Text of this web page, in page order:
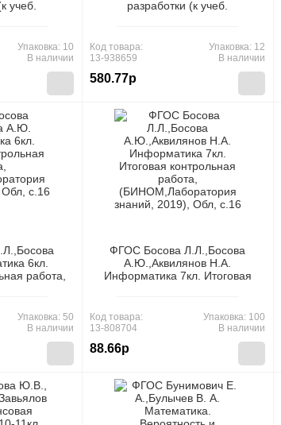
учеб.
Обл,
Упаковка: 10
В наличии
разработки (к учеб.
изд.,стереотип.),
(Просвещение, 2024), Обл,
Код товара:
13-938659
580.77р
Упаковка: 12
В наличии
6кл.
работа,
Упаковка: 50
В наличии
ФГОС Босова Л.Л.,Босова
А.Ю.,Аквилянов Н.А.
Информатика 7кл. Итоговая
2019), Обл, c.16
Код товара:
13-808704
88.66р
Упаковка: 100
В наличии